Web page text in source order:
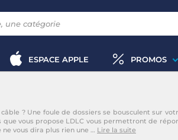
ESPACE APPLE PROMOS
? Une foule de dossiers se bousculent sur
vous propose LDLC vous permettront de
vous dira plus rien une … Lire la suite